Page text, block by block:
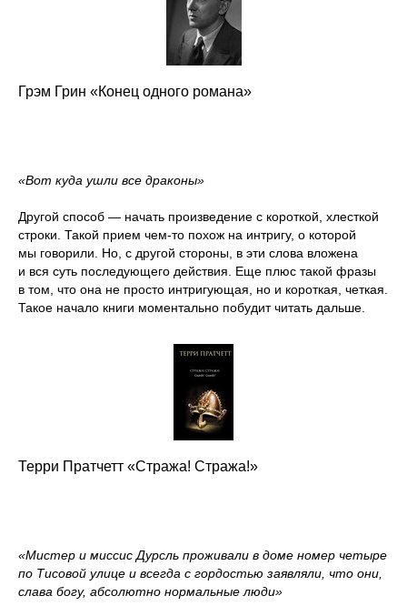
Грэм Грин «Конец одного романа»
«Вот куда ушли все драконы»
Другой способ — начать произведение с короткой, хлесткой
строки. Такой прием чем-то похож на интригу, о которой
мы говорили. Но, с другой стороны, в эти слова вложена
и вся суть последующего действия. Еще плюс такой фразы
в том, что она не просто интригующая, но и короткая, четкая.
Такое начало книги моментально побудит читать дальше.
Терри Пратчетт «Стража! Стража!»
«Мистер и миссис Дурсль проживали в доме номер четыре
по Тисовой улице и всегда с гордостью заявляли, что они,
слава богу, абсолютно нормальные люди»